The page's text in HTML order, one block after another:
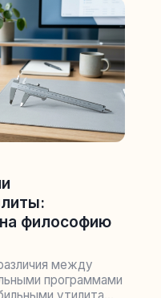
философию
между
программами